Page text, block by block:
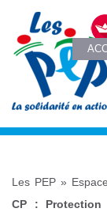
Les PEP »
CP :